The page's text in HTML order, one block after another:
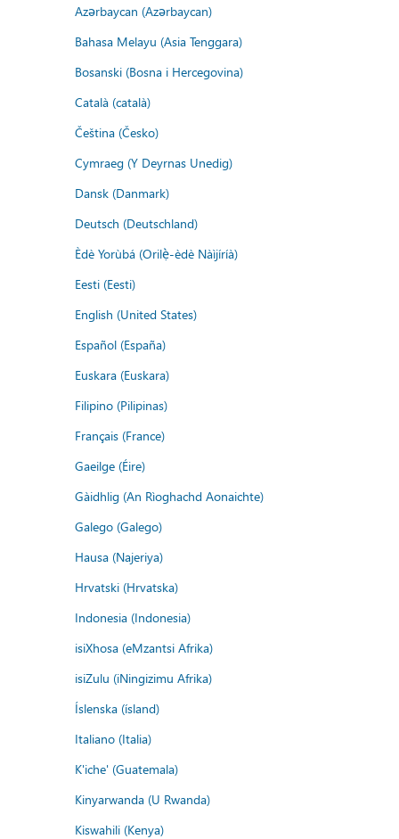
Azərbaycan (Azərbaycan)
Bahasa Melayu (Asia Tenggara)
Bosanski (Bosna i Hercegovina)
Català (català)
Čeština (Česko)
Cymraeg (Y Deyrnas Unedig)
Dansk (Danmark)
Deutsch (Deutschland)
Èdè Yorùbá (Orilẹ̀-èdè Nàìjíríà)
Eesti (Eesti)
English (United States)
Español (España)
Euskara (Euskara)
Filipino (Pilipinas)
Français (France)
Gaeilge (Éire)
Gàidhlig (An Rìoghachd Aonaichte)
Galego (Galego)
Hausa (Najeriya)
Hrvatski (Hrvatska)
Indonesia (Indonesia)
isiXhosa (eMzantsi Afrika)
isiZulu (iNingizimu Afrika)
Íslenska (ísland)
Italiano (Italia)
K'iche' (Guatemala)
Kinyarwanda (U Rwanda)
Kiswahili (Kenya)